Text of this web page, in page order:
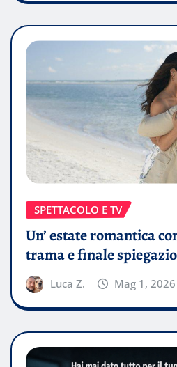
SPETTACOLO E TV
Un’ estate romantica
trama e finale
Luca Z. Mag 1, 2026